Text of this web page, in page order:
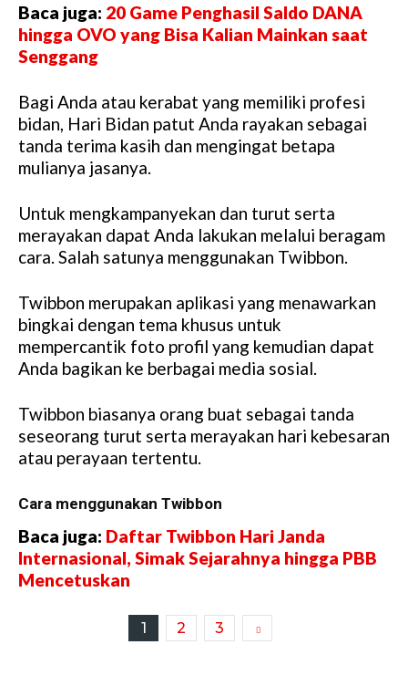
Baca juga: 20 Game Penghasil Saldo DANA
hingga OVO yang Bisa Kalian Mainkan saat
Senggang
Bagi Anda atau kerabat yang memiliki profesi
bidan, Hari Bidan patut Anda rayakan sebagai
tanda terima kasih dan mengingat betapa
mulianya jasanya.
Untuk mengkampanyekan dan turut serta
merayakan dapat Anda lakukan melalui beragam
cara. Salah satunya menggunakan Twibbon.
Twibbon merupakan aplikasi yang menawarkan
bingkai dengan tema khusus untuk
mempercantik foto profil yang kemudian dapat
Anda bagikan ke berbagai media sosial.
Twibbon biasanya orang buat sebagai tanda
seseorang turut serta merayakan hari kebesaran
atau perayaan tertentu.
Cara menggunakan Twibbon
Baca juga: Daftar Twibbon Hari Janda
Internasional, Simak Sejarahnya hingga PBB
Mencetuskan
1 2 3